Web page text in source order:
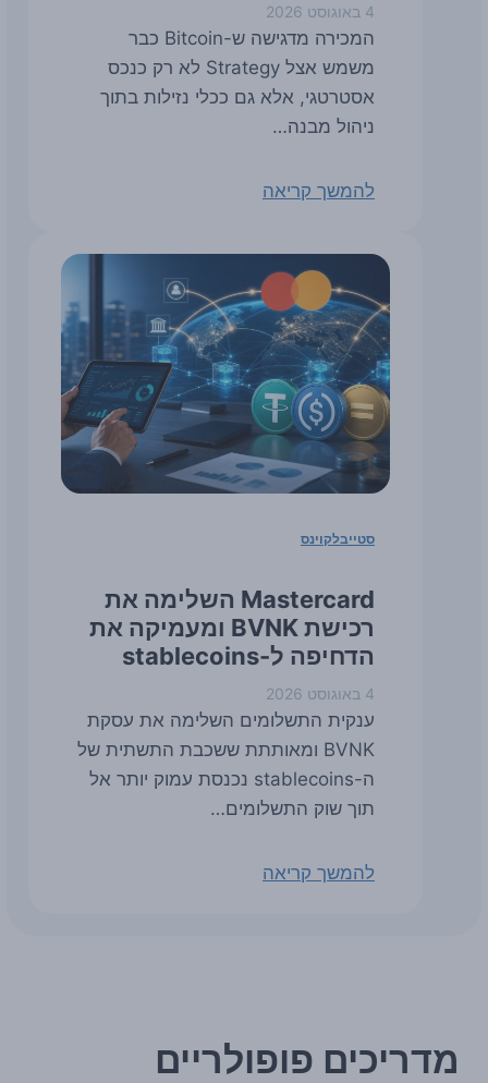
4 באוגוסט 2026
המכירה מדגישה ש-Bitcoin כבר
משמש אצל Strategy לא רק כנכס
אסטרטגי, אלא גם ככלי נזילות בתוך
ניהול מבנה…
להמשך קריאה
סטייבלקוינס
Mastercard השלימה את
רכישת BVNK ומעמיקה את
הדחיפה ל-stablecoins
4 באוגוסט 2026
ענקית התשלומים השלימה את עסקת
BVNK ומאותתת ששכבת התשתית של
ה-stablecoins נכנסת עמוק יותר אל
תוך שוק התשלומים…
להמשך קריאה
מדריכים פופולריים